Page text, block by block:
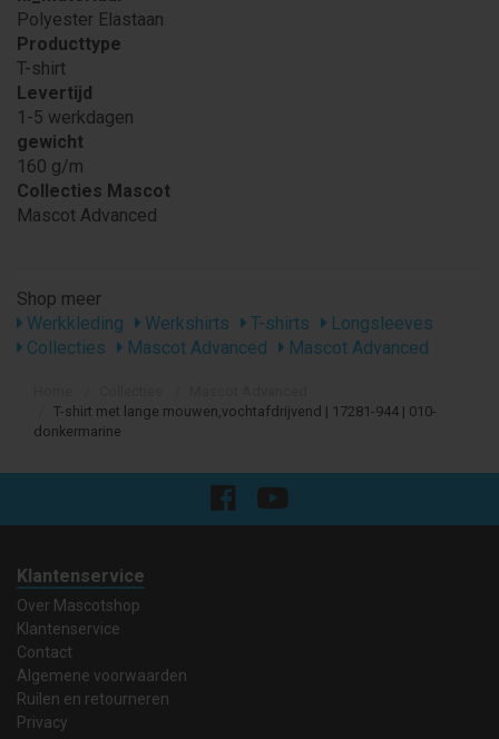
Polyester Elastaan
Producttype
T-shirt
Levertijd
1-5 werkdagen
gewicht
160 g/m
Collecties Mascot
Mascot Advanced
Shop meer
Werkkleding
Werkshirts T-shirts
Longsleeves
Collecties
Mascot Advanced Mascot Advanced
T-shirt met lange mouwen,vochtafdrijvend | 17281-944 | 010-
donkermarine
Klantenservice
Over Mascotshop
Klantenservice
Contact
Algemene voorwaarden
Ruilen en retourneren
Privacy